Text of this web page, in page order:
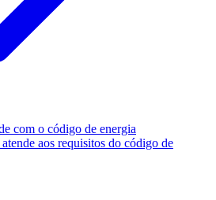
com o código de energia
aos requisitos do código de